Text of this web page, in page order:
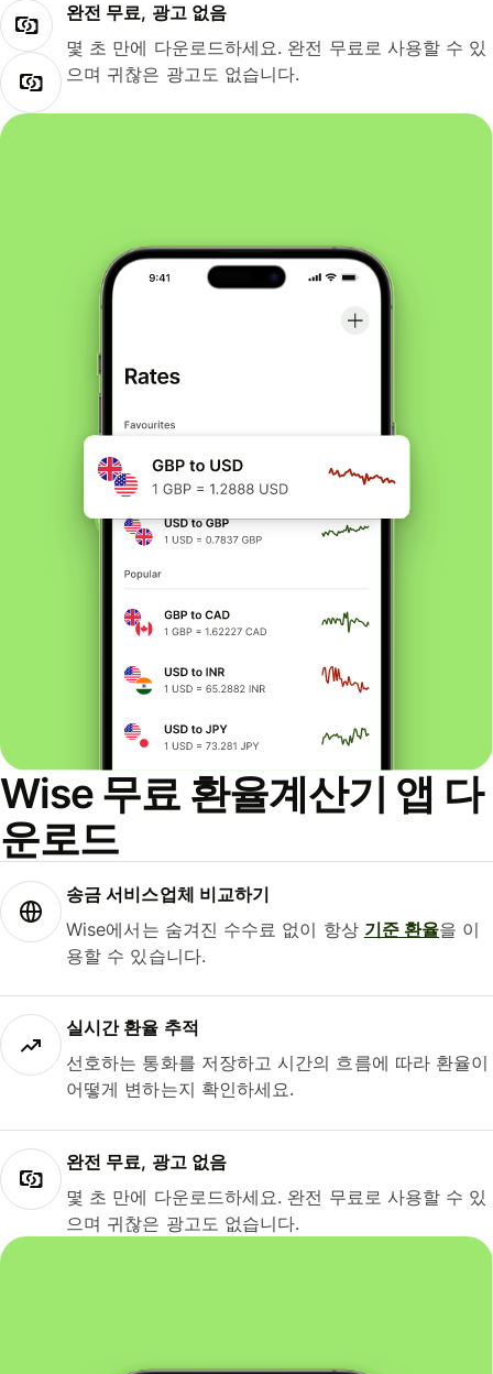
완전 무료, 광고 없음
몇 초 만에 다운로드하세요. 완전 무료로 사용할 수 있
으며 귀찮은 광고도 없습니다.
Wise 무료 환율계산기 앱 다
운로드
송금 서비스업체 비교하기
Wise에서는 숨겨진 수수료 없이 항상 기준 환율을 이
용할 수 있습니다.
실시간 환율 추적
선호하는 통화를 저장하고 시간의 흐름에 따라 환율이
어떻게 변하는지 확인하세요.
완전 무료, 광고 없음
몇 초 만에 다운로드하세요. 완전 무료로 사용할 수 있
으며 귀찮은 광고도 없습니다.